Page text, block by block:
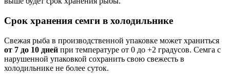
Срок хранения семги в холодильнике
Свежая рыба в производственной упаковке может храниться
от 7 до 10 дней при температуре от 0 до +2 градусов. Семга с
нарушенной упаковкой сохранить свою свежесть в
холодильнике не более суток.